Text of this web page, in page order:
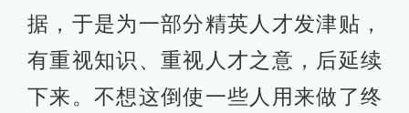
据，于是为一部分精英人才发津贴，
有重视知识、重视人才之意，后延续
下来。不想这倒使一些人用来做了终